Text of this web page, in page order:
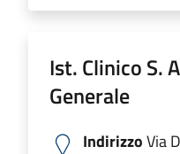
Ist. Clinico S.
Generale
IndirizzoVia